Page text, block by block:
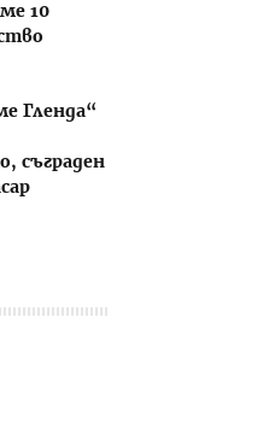
10
Гленда“
съграден